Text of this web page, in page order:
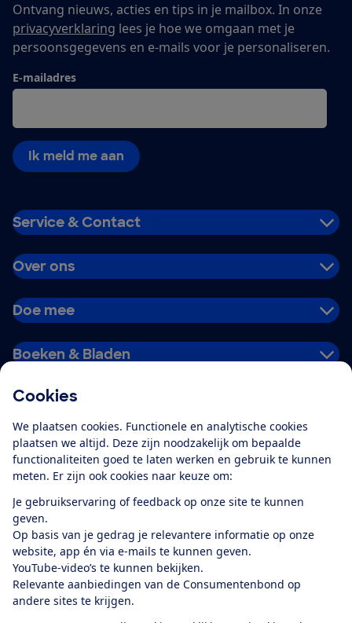
Cookies
We plaatsen cookies. Functionele en analytische cookies
plaatsen we altijd. Deze zijn noodzakelijk om bepaalde
functionaliteiten goed te laten werken en gebruik te kunnen
meten. Er zijn ook cookies naar keuze om:
Je gebruikservaring of feedback op onze site te kunnen
geven.
Op basis van je gedrag je relevantere informatie op onze
website, app én via e-mails te kunnen geven.
YouTube-video’s te kunnen bekijken.
Relevante aanbiedingen van de Consumentenbond op
andere sites te krijgen.
Ontvang nieuws, acties en tips in je mailbox. In onze
privacyverklaring lees je hoe we omgaan met je
persoonsgegevens en e-mails voor je personaliseren.
E-mailadres
Ik meld me aan
Service & Contact
Over ons
Doe mee
Boeken & Bladen
Alles over de
app
Algemene Voorwaarden
Privacyverklaring
Cookiebeleid
Privacyvoorkeuren
Toegankelijkheid